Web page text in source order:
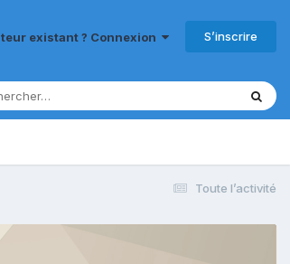
existant ? Connexion S’inscrire
Toute l’activité